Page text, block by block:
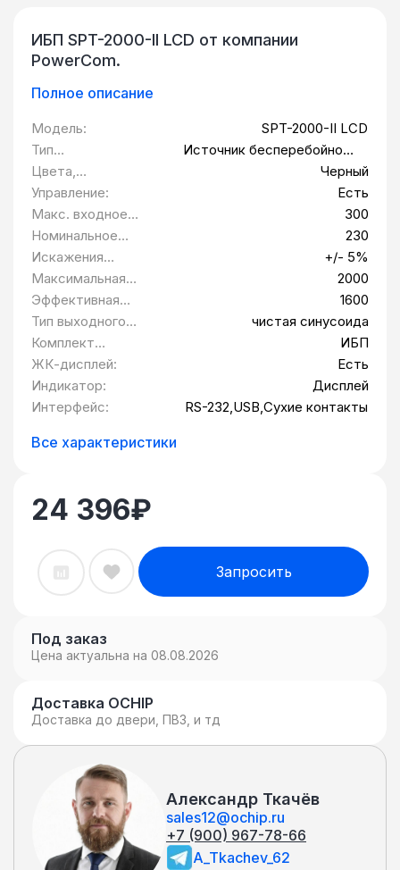
ИБП SPT-2000-II LCD от компании
PowerCom.
Полное описание
Модель:
SPT-2000-II LCD
Тип
оборудования:
Источник бесперебойного
питания
Цвета,
использованные в
оформлении:
Черный
Управление:
Есть
Макс. входное
напряжение:
300
Номинальное
выходное
напряжение В:
230
Искажения
выходного
напряжения:
+/- 5%
Максимальная
выходная
мощность Вт:
2000
Эффективная
мощность Вт:
1600
Тип выходного
сигнала:
чистая синусоида
Комплект
поставки:
ИБП
ЖК-дисплей:
Есть
Индикатор:
Дисплей
Интерфейс:
RS-232,USB,Сухие контакты
Все характеристики
24 396₽
Запросить
Под заказ
Цена актуальна на 08.08.2026
Доставка OCHIP
Доставка до двери, ПВЗ, и тд
Александр Ткачёв
sales12@ochip.ru
+7 (900) 967-78-66
A_Tkachev_62